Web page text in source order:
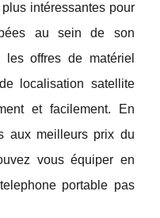
intéressantes pour
au sein de son
offres de matériel
localisation satellite
et facilement. En
aux meilleurs prix du
vous équiper en
portable pas